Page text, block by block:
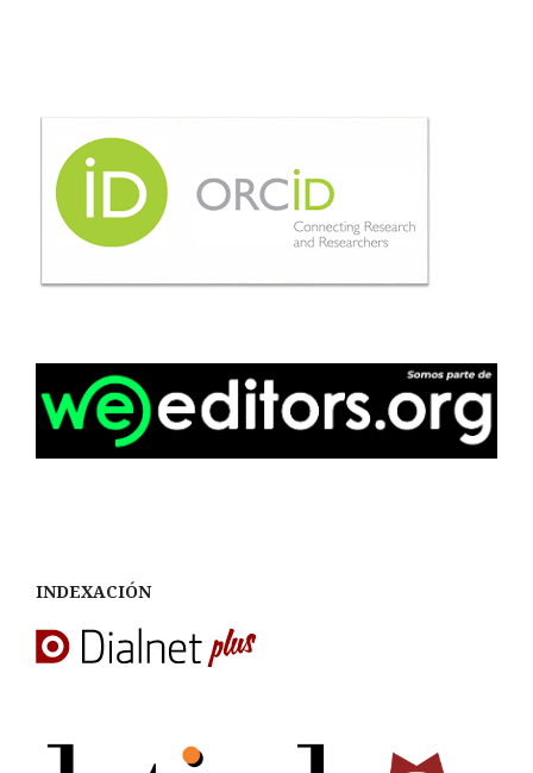
INDEXACIÓN